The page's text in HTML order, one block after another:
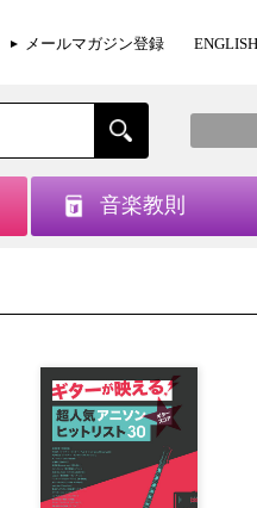
メールマガジン登録 ENGLISH
音楽教則